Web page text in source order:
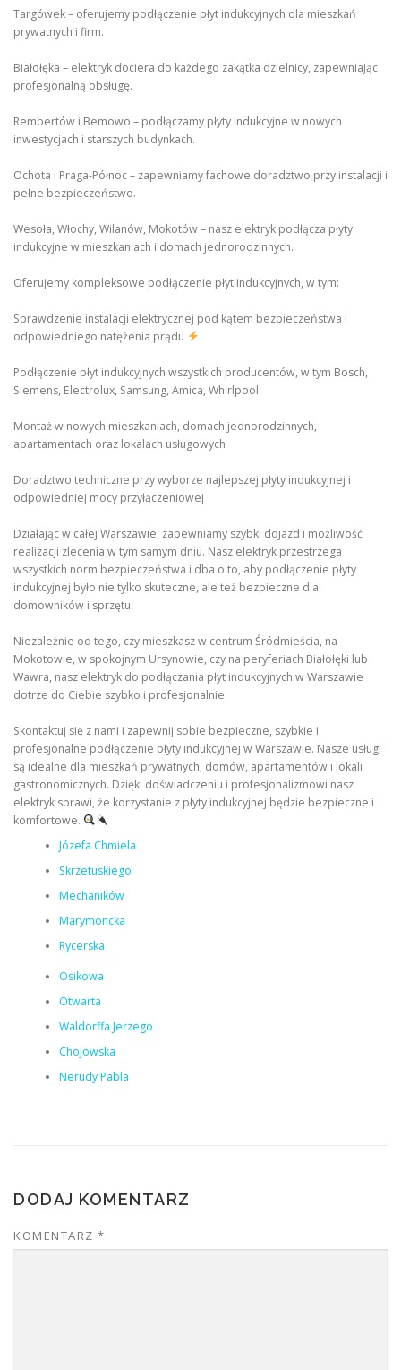
Targówek – oferujemy podłączenie płyt indukcyjnych dla mieszkań
prywatnych i firm.
Białołęka – elektryk dociera do każdego zakątka dzielnicy, zapewniając
profesjonalną obsługę.
Rembertów i Bemowo – podłączamy płyty indukcyjne w nowych
inwestycjach i starszych budynkach.
Ochota i Praga-Północ – zapewniamy fachowe doradztwo przy instalacji i
pełne bezpieczeństwo.
Wesoła, Włochy, Wilanów, Mokotów – nasz elektryk podłącza płyty
indukcyjne w mieszkaniach i domach jednorodzinnych.
Oferujemy kompleksowe podłączenie płyt indukcyjnych, w tym:
Sprawdzenie instalacji elektrycznej pod kątem bezpieczeństwa i
odpowiedniego natężenia prądu
Podłączenie płyt indukcyjnych wszystkich producentów, w tym Bosch,
Siemens, Electrolux, Samsung, Amica, Whirlpool
Montaż w nowych mieszkaniach, domach jednorodzinnych,
apartamentach oraz lokalach usługowych
Doradztwo techniczne przy wyborze najlepszej płyty indukcyjnej i
odpowiedniej mocy przyłączeniowej
Działając w całej Warszawie, zapewniamy szybki dojazd i możliwość
realizacji zlecenia w tym samym dniu. Nasz elektryk przestrzega
wszystkich norm bezpieczeństwa i dba o to, aby podłączenie płyty
indukcyjnej było nie tylko skuteczne, ale też bezpieczne dla
domowników i sprzętu.
Niezależnie od tego, czy mieszkasz w centrum Śródmieścia, na
Mokotowie, w spokojnym Ursynowie, czy na peryferiach Białołęki lub
Wawra, nasz elektryk do podłączania płyt indukcyjnych w Warszawie
dotrze do Ciebie szybko i profesjonalnie.
Skontaktuj się z nami i zapewnij sobie bezpieczne, szybkie i
profesjonalne podłączenie płyty indukcyjnej w Warszawie. Nasze usługi
są idealne dla mieszkań prywatnych, domów, apartamentów i lokali
gastronomicznych. Dzięki doświadczeniu i profesjonalizmowi nasz
elektryk sprawi, że korzystanie z płyty indukcyjnej będzie bezpieczne i
komfortowe.
Józefa Chmiela
Skrzetuskiego
Mechaników
Marymoncka
Rycerska
Osikowa
Otwarta
Waldorffa Jerzego
Chojowska
Nerudy Pabla
DODAJ KOMENTARZ
KOMENTARZ *